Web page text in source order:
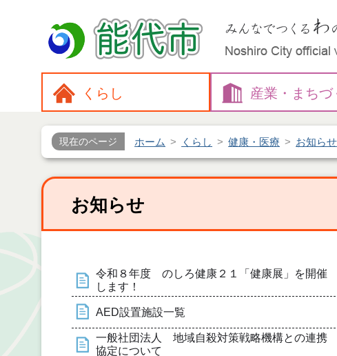
くらし 産業・ まちづ
現在のページ ホーム くらし 健康・医療 お知らせ
お知らせ
令和８年度 のしろ健康２１「健康展」を開催
します！
AED設置施設一覧
一般社団法人 地域自殺対策戦略機構との連携
協定について